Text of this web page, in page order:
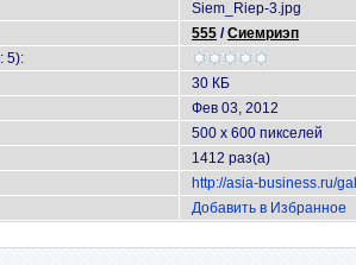
Siem_Riep-3.jpg
555 /Сиемриэп
5):
30 КБ
Фев 03, 2012
500 x 600 пикселей
1412 раз(а)
http://asia-business.ru/
Добавить в Избранное